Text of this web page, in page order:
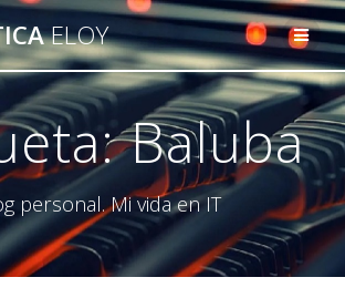
Saltar
al
contenido
ELOY
Baluba
personal. Mi vida en IT